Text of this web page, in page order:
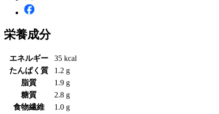
栄養成分
エネルギー
35 kcal
たんぱく質
1.2 g
脂質
1.9 g
糖質
2.8 g
食物繊維
1.0 g